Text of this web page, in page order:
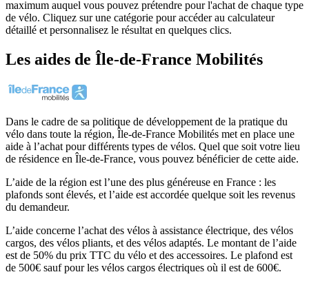
maximum auquel vous pouvez prétendre pour l'achat de chaque type
de vélo. Cliquez sur une catégorie pour accéder au calculateur
détaillé et personnalisez le résultat en quelques clics.
Les aides de Île-de-France Mobilités
Dans le cadre de sa politique de développement de la pratique du
vélo dans toute la région, Île-de-France Mobilités met en place une
aide à l’achat pour différents types de vélos. Quel que soit votre lieu
de résidence en Île-de-France, vous pouvez bénéficier de cette aide.
L’aide de la région est l’une des plus généreuse en France : les
plafonds sont élevés, et l’aide est accordée quelque soit les revenus
du demandeur.
L’aide concerne l’achat des vélos à assistance électrique, des vélos
cargos, des vélos pliants, et des vélos adaptés. Le montant de l’aide
est de 50% du prix TTC du vélo et des accessoires. Le plafond est
de 500€ sauf pour les vélos cargos électriques où il est de 600€.